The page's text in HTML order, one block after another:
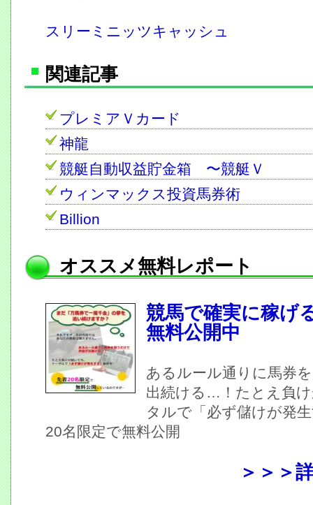
スリーミニッツキャッシュ
関連記事
プレミアＶカード
神龍
競艇自動収益貯金箱 〜競艇Ｖ
ウィンマックス投資馬券術
Billion
オススメ無料レポート
競馬で確実に稼げ
無料公開中
あるルール通りに馬券
出続ける…！たとえ負
タルで「必ず儲けが発
20名限定で無料公開
＞＞＞